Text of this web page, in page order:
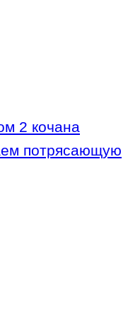
2 кочана
потрясающую